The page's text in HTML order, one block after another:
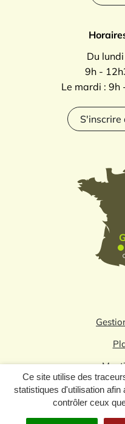
Ce site utilise des
statistiques d'utilisation
contrôler ceux
Du
9h -
Le mardi : 9h
Politique